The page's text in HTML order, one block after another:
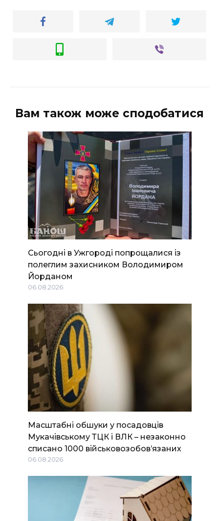
Вам також може сподобатися
Сьогодні в Ужгороді попрощалися із
полеглим захисником Володимиром
Йорданом
06.08.2026
Масштабні обшуки у посадовців
Мукачівському ТЦК і ВЛК – незаконно
списано 1000 військовозобов’язаних
06.08.2026